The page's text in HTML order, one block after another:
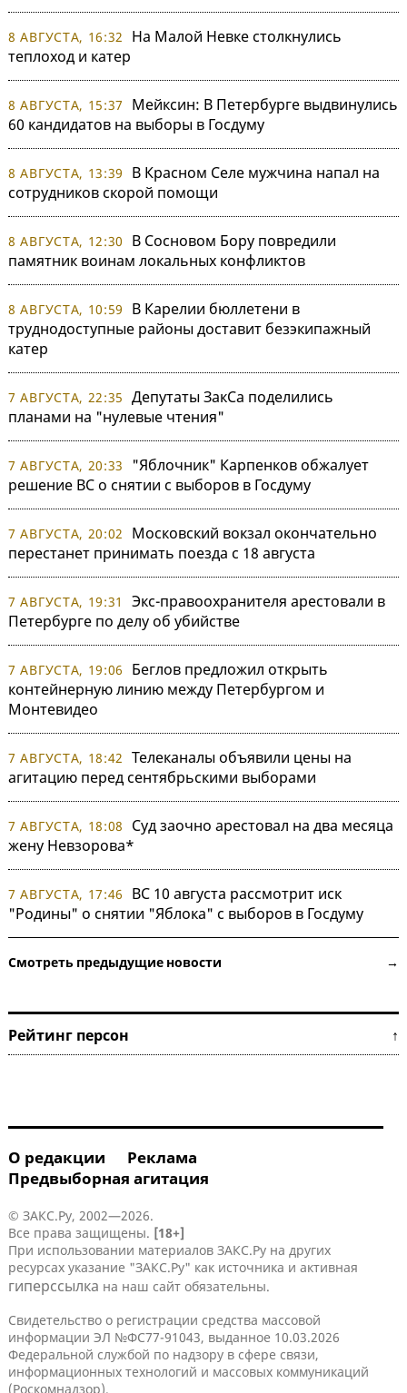
8 АВГУСТА, 16:32
На Малой Невке столкнулись
теплоход и катер
8 АВГУСТА, 15:37
Мейксин: В Петербурге выдвинулись
60 кандидатов на выборы в Госдуму
8 АВГУСТА, 13:39
В Красном Селе мужчина напал на
сотрудников скорой помощи
8 АВГУСТА, 12:30
В Сосновом Бору повредили
памятник воинам локальных конфликтов
8 АВГУСТА, 10:59
В Карелии бюллетени в
труднодоступные районы доставит безэкипажный
катер
7 АВГУСТА, 22:35 Депутаты ЗакСа поделились
планами на "нулевые чтения"
7 АВГУСТА, 20:33
"Яблочник" Карпенков обжалует
решение ВС о снятии с выборов в Госдуму
7 АВГУСТА, 20:02
Московский вокзал окончательно
перестанет принимать поезда с 18 августа
7 АВГУСТА, 19:31
Экс-правоохранителя арестовали в
Петербурге по делу об убийстве
7 АВГУСТА, 19:06
Беглов предложил открыть
контейнерную линию между Петербургом и
Монтевидео
7 АВГУСТА, 18:42 Телеканалы объявили цены на
агитацию перед сентябрьскими выборами
7 АВГУСТА, 18:08
Суд заочно арестовал на два месяца
жену Невзорова*
7 АВГУСТА, 17:46
ВС 10 августа рассмотрит иск
"Родины" о снятии "Яблока" с выборов в Госдуму
Смотреть предыдущие новости →
Рейтинг персон ↑
О редакции
Реклама
Предвыборная агитация
© ЗАКС.Ру, 2002—2026.
Все права защищены. [18+]
При использовании материалов ЗАКС.Ру на других
ресурсах указание "ЗАКС.Ру" как источника и активная
гиперссылка на наш сайт обязательны.
Свидетельство о регистрации средства массовой
информации ЭЛ №ФС77-91043, выданное 10.03.2026
Федеральной службой по надзору в сфере связи,
информационных технологий и массовых коммуникаций
(Роскомнадзор).